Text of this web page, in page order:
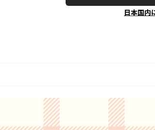
日本国内